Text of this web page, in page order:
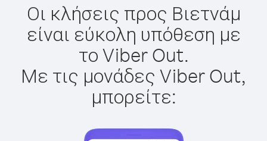
Οι κλήσεις προς Βιετνάμ
είναι εύκολη υπόθεση με
το Viber Out.
Με τις μονάδες Viber Out,
μπορείτε: